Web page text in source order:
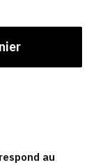
au